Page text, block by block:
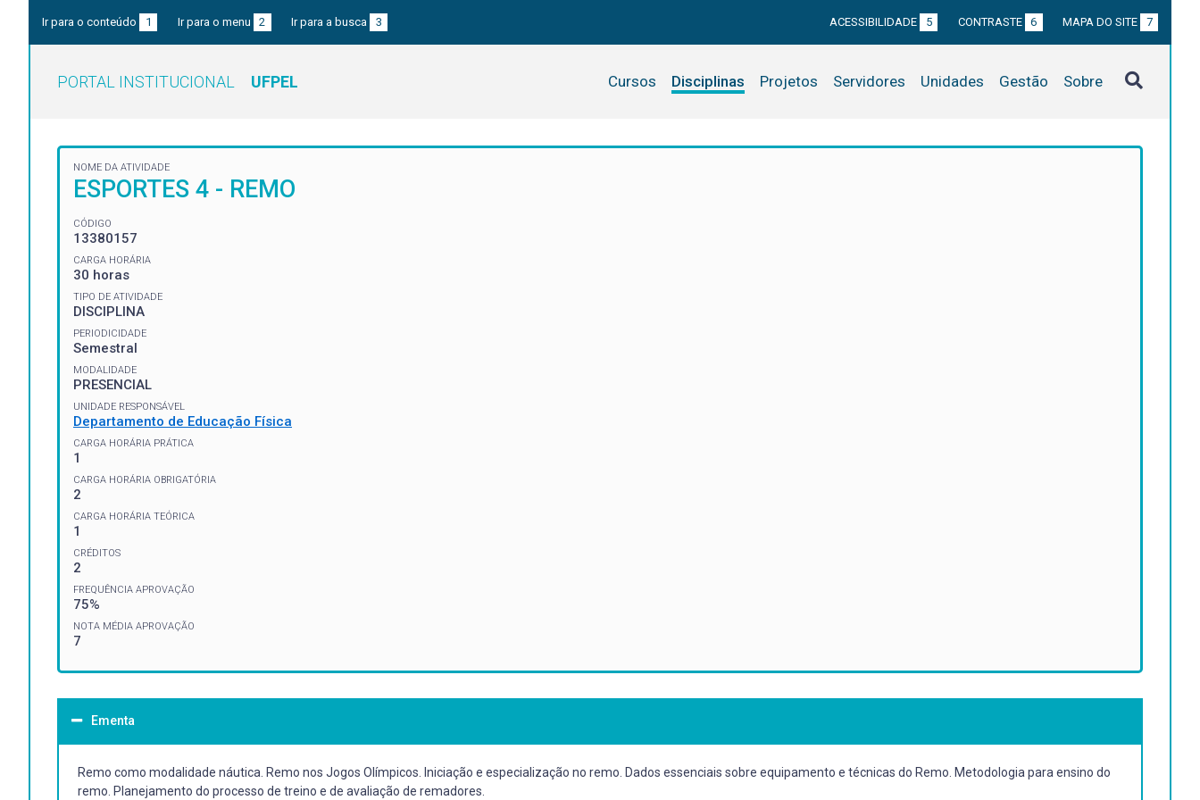
Ir para o conteúdo 1 Ir para o menu 2 Ir para a busca 3 ACESSIBILIDADE 5 CONTRASTE 6 MAPA DO SITE 7
PORTAL INSTITUCIONAL UFPEL Cursos Disciplinas Projetos Servidores Unidades Gestão Sobre
NOME DA ATIVIDADE
ESPORTES 4 - REMO
CÓDIGO
13380157
CARGA HORÁRIA
30 horas
TIPO DE ATIVIDADE
DISCIPLINA
PERIODICIDADE
Semestral
MODALIDADE
PRESENCIAL
UNIDADE RESPONSÁVEL
Departamento de Educação Física
CARGA HORÁRIA PRÁTICA
1
CARGA HORÁRIA OBRIGATÓRIA
2
CARGA HORÁRIA TEÓRICA
1
CRÉDITOS
2
FREQUÊNCIA APROVAÇÃO
75%
NOTA MÉDIA APROVAÇÃO
7
Ementa
Remo como modalidade náutica. Remo nos Jogos Olímpicos. Iniciação e especialização no remo. Dados essenciais sobre equipamento e técnicas do Remo. Metodologia para ensino do
remo. Planejamento do processo de treino e de avaliação de remadores.